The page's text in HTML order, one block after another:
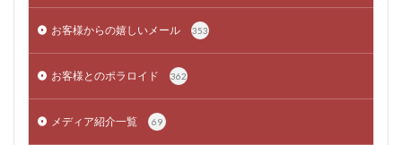
お客様からの嬉しいメール 353
お客様とのポラロイド 362
メディア紹介一覧 69